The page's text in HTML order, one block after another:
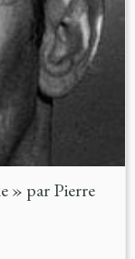
» par Pierre